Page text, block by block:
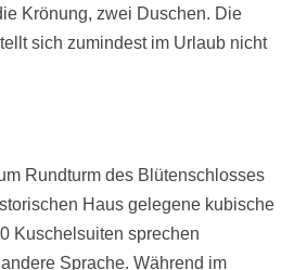
Krönung, zwei Duschen. Die
sich zumindest im Urlaub nicht
Rundturm des Blütenschlosses
Haus gelegene kubische
Kuschelsuiten sprechen
Sprache. Während im